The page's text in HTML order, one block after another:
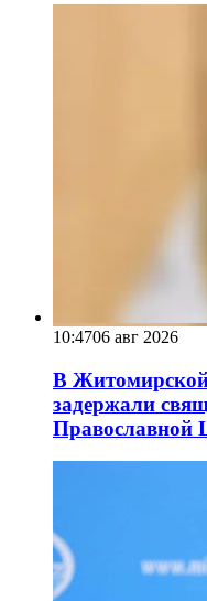
10:4706 авг 2026
В
задержали
Православной